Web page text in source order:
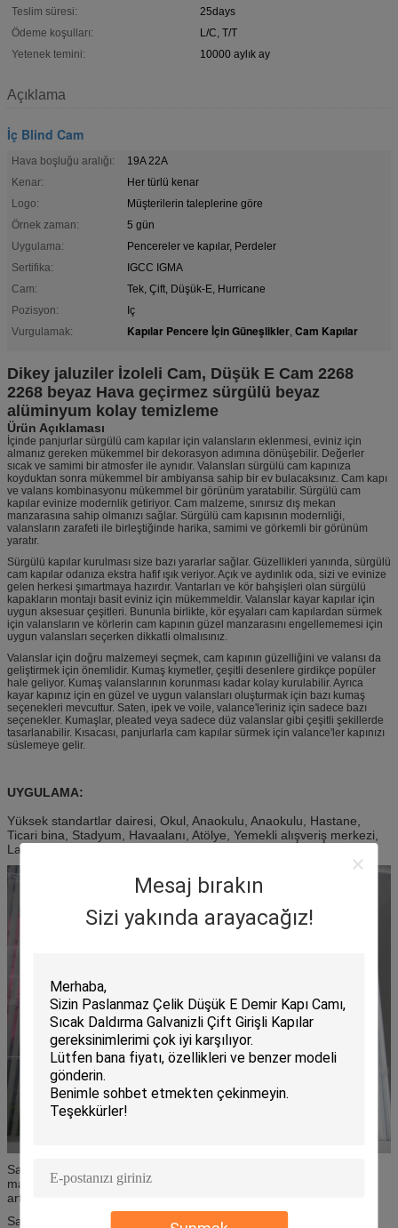
Mesaj bırakın
Sizi yakında arayacağız!
Teslim süresi:
25days
Ödeme koşulları:
L/C, T/T
Yetenek temini:
10000 aylık ay
Açıklama
İç Blind Cam
Hava boşluğu aralığı:
19A 22A
Kenar:
Her türlü kenar
Logo:
Müşterilerin taleplerine göre
Örnek zaman:
5 gün
Uygulama:
Pencereler ve kapılar, Perdeler
Sertifika:
IGCC IGMA
Cam:
Tek, Çift, Düşük-E, Hurricane
Pozisyon:
Iç
Vurgulamak:
Kapılar Pencere İçin Güneşlikler, Cam Kapılar
Dikey jaluziler İzoleli Cam, Düşük E Cam 2268
2268 beyaz Hava geçirmez sürgülü beyaz
alüminyum kolay temizleme
Ürün Açıklaması
İçinde panjurlar sürgülü cam kapılar için valansların eklenmesi, eviniz için
almanız gereken mükemmel bir dekorasyon adımına dönüşebilir. Değerler
sıcak ve samimi bir atmosfer ile aynıdır. Valansları sürgülü cam kapınıza
koyduktan sonra mükemmel bir ambiyansa sahip bir ev bulacaksınız. Cam kapı
ve valans kombinasyonu mükemmel bir görünüm yaratabilir. Sürgülü cam
kapılar evinize modernlik getiriyor. Cam malzeme, sınırsız dış mekan
manzarasına sahip olmanızı sağlar. Sürgülü cam kapısının modernliği,
valansların zarafeti ile birleştiğinde harika, samimi ve görkemli bir görünüm
yaratır.
Sürgülü kapılar kurulması size bazı yararlar sağlar. Güzellikleri yanında, sürgülü
cam kapılar odanıza ekstra hafif ışık veriyor. Açık ve aydınlık oda, sizi ve evinize
gelen herkesi şımartmaya hazırdır. Vantarları ve kör bahşişleri olan sürgülü
kapakların montajı basit eviniz için mükemmeldir. Valanslar kayar kapılar için
uygun aksesuar çeşitleri. Bununla birlikte, kör eşyaları cam kapılardan sürmek
için valansların ve körlerin cam kapının güzel manzarasını engellememesi için
uygun valansları seçerken dikkatli olmalısınız.
Valanslar için doğru malzemeyi seçmek, cam kapının güzelliğini ve valansı da
geliştirmek için önemlidir. Kumaş kıymetler, çeşitli desenlere girdikçe popüler
hale geliyor. Kumaş valanslarının korunması kadar kolay kurulabilir. Ayrıca
kayar kapınız için en güzel ve uygun valansları oluşturmak için bazı kumaş
seçenekleri mevcuttur. Saten, ipek ve voile, valance'leriniz için sadece bazı
seçenekler. Kumaşlar, pleated veya sadece düz valanslar gibi çeşitli şekillerde
tasarlanabilir. Kısacası, panjurlarla cam kapılar sürmek için valance'ler kapınızı
süslemeye gelir.
UYGULAMA:
Yüksek standartlar dairesi, Okul, Anaokulu, Anaokulu, Hastane,
Ticari bina, Stadyum, Havaalanı, Atölye, Yemekli alışveriş merkezi,
Laboratuar, Depo ve villa.
Salıncaksız panjur yok.
mahremiyeti parmak ucu ayarıyla kontrol eder.
artırın
Salıncaksız panjur yok.